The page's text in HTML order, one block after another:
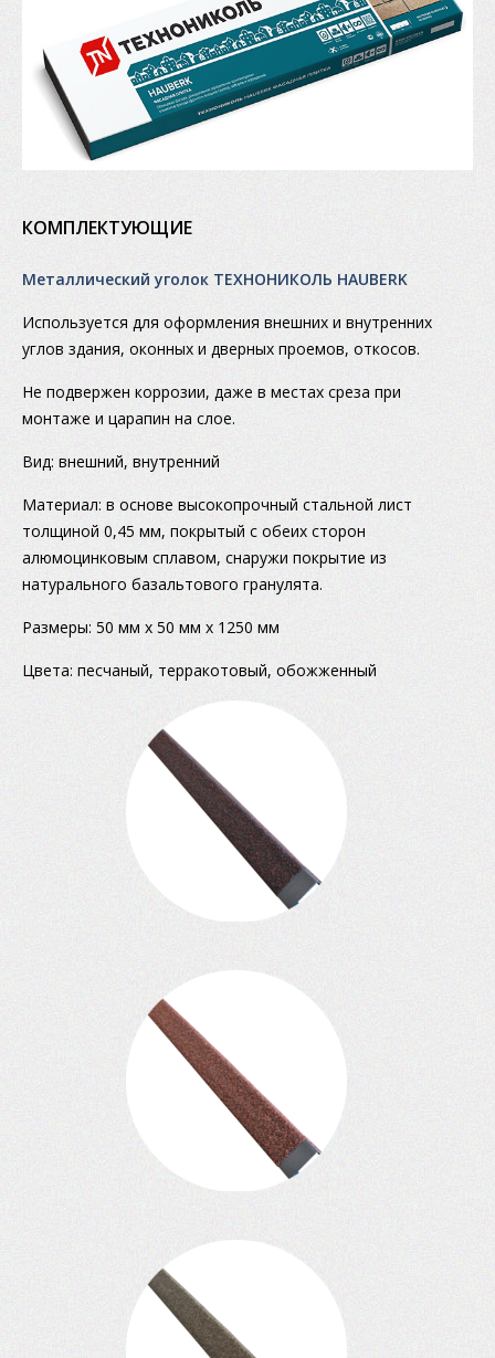
КОМПЛЕКТУЮЩИЕ
Металлический уголок ТЕХНОНИКОЛЬ HAUBERK
Используется для оформления внешних и внутренних
углов здания, оконных и дверных проемов, откосов.
Не подвержен коррозии, даже в местах среза при
монтаже и царапин на слое.
Вид: внешний, внутренний
Материал: в основе высокопрочный стальной лист
толщиной 0,45 мм, покрытый с обеих сторон
алюмоцинковым сплавом, снаружи покрытие из
натурального базальтового гранулята.
Размеры: 50 мм х 50 мм х 1250 мм
Цвета: песчаный, терракотовый, обожженный